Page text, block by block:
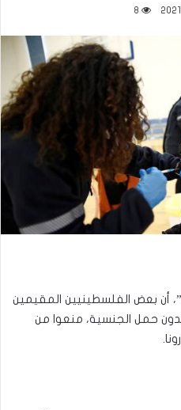
8
أن بعض الفلسطينيين المقيمين
حمل الجنسية، منعوا من